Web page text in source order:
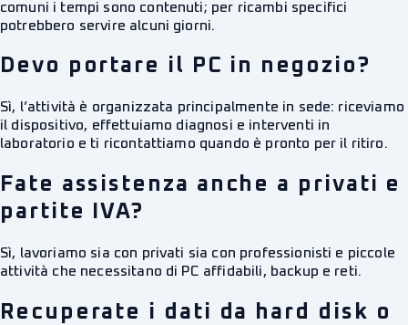
comuni i tempi sono contenuti; per ricambi specifici
potrebbero servire alcuni giorni.
Devo portare il PC in negozio?
Sì, l’attività è organizzata principalmente in sede: riceviamo
il dispositivo, effettuiamo diagnosi e interventi in
laboratorio e ti ricontattiamo quando è pronto per il ritiro.
Fate assistenza anche a privati e
partite IVA?
Sì, lavoriamo sia con privati sia con professionisti e piccole
attività che necessitano di PC affidabili, backup e reti.
Recuperate i dati da hard disk o